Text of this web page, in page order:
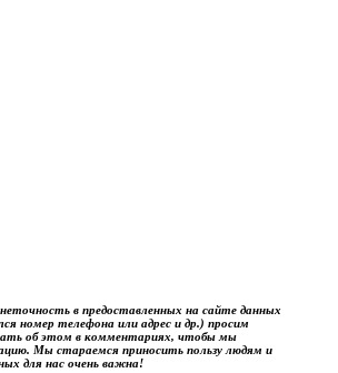
в предоставленных на сайте данных
номер телефона или адрес и др.) просим
об этом в комментариях, чтобы мы
Мы стараемся приносить пользу людям и
для нас очень важна!